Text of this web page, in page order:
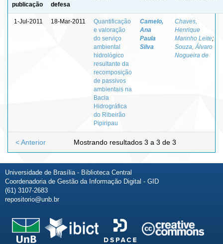
publicação
defesa
1-Jul-2011 18-Mar-2011
Quantificação
e valoração
do serviço
ambiental
hidrológico
resultante da
recomposição
de passivos
ambientais na
Bacia
Hidrográfica
do Ribeirão
Pipiripau
Camelo,
Ana
Paula
Silva
Chaves,
Henrique
Marinho Leite;
Souza, Álvaro
Nogueira de
Mostrando resultados 3 a 3 de 3
< Anterior
Universidade de Brasília - Biblioteca Central
Coordenadoria de Gestão da Informação Digital - GID
(61) 3107-2683
repositorio@unb.br